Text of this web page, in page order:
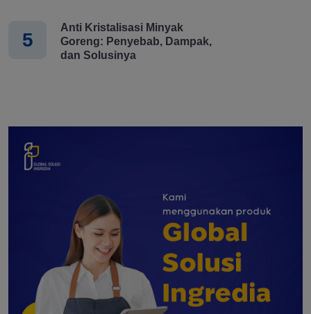
5
Anti Kristalisasi Minyak
Goreng: Penyebab, Dampak,
dan Solusinya